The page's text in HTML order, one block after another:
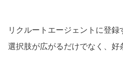
リクルートエージェントに登
選択肢が広がるだけでなく、好